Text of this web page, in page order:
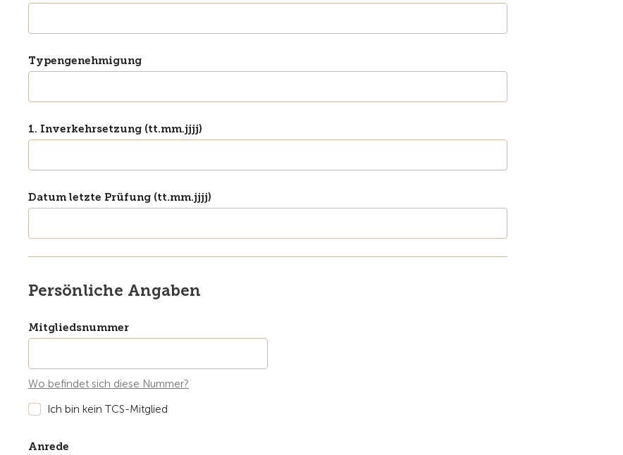
Typengenehmigung
1. Inverkehrsetzung (tt.mm.jjjj)
Datum letzte Prüfung (tt.mm.jjjj)
Persönliche Angaben
Mitgliedsnummer
Wo befindet sich diese Nummer?
Ich bin kein TCS-Mitglied
Anrede